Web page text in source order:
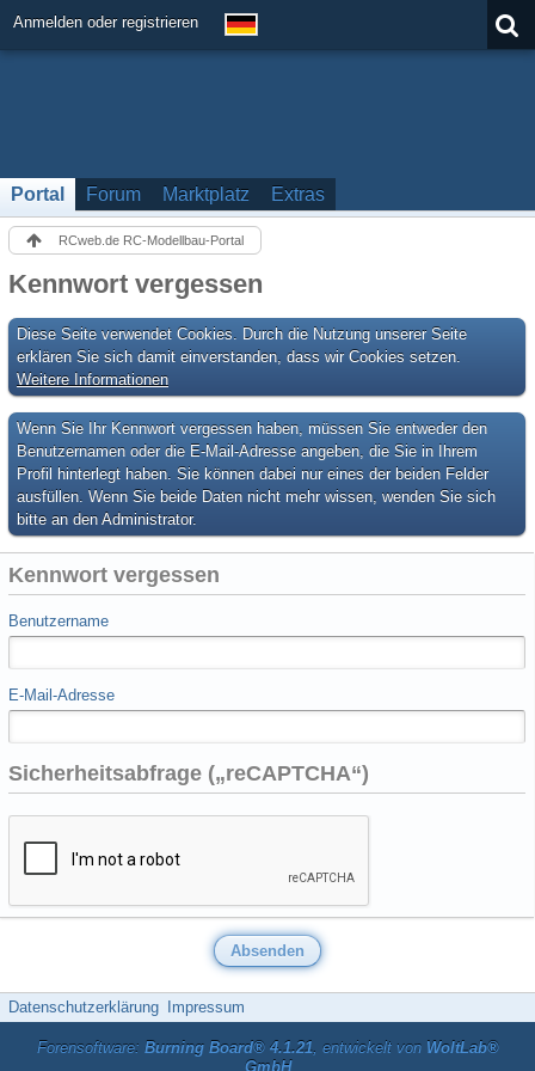
Anmelden oder registrieren
Portal Forum Marktplatz Extras
RCweb.de RC-Modellbau-Portal
Kennwort vergessen
Diese Seite verwendet Cookies. Durch die Nutzung unserer Seite
erklären Sie sich damit einverstanden, dass wir Cookies setzen.
Weitere Informationen
Wenn Sie Ihr Kennwort vergessen haben, müssen Sie entweder den
Benutzernamen oder die E-Mail-Adresse angeben, die Sie in Ihrem
Profil hinterlegt haben. Sie können dabei nur eines der beiden Felder
ausfüllen. Wenn Sie beide Daten nicht mehr wissen, wenden Sie sich
bitte an den Administrator.
Kennwort vergessen
Benutzername
E-Mail-Adresse
Sicherheitsabfrage („reCAPTCHA“)
Datenschutzerklärung Impressum
Forensoftware: Burning Board® 4.1.21, entwickelt von WoltLab®
GmbH